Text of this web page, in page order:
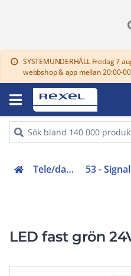
info SYSTEMUNDERHÅLL Fredag 7
webbshop & app mellan 20:00-
Tele/data och säkerhet (50-63) 53
LED fast grön